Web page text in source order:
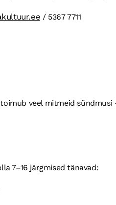
/ 5367 7711
veel mitmeid sündmusi
7–16 järgmised tänavad: